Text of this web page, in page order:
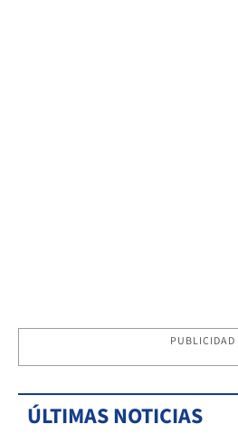
PUBLICIDAD
ÚLTIMAS NOTICIAS